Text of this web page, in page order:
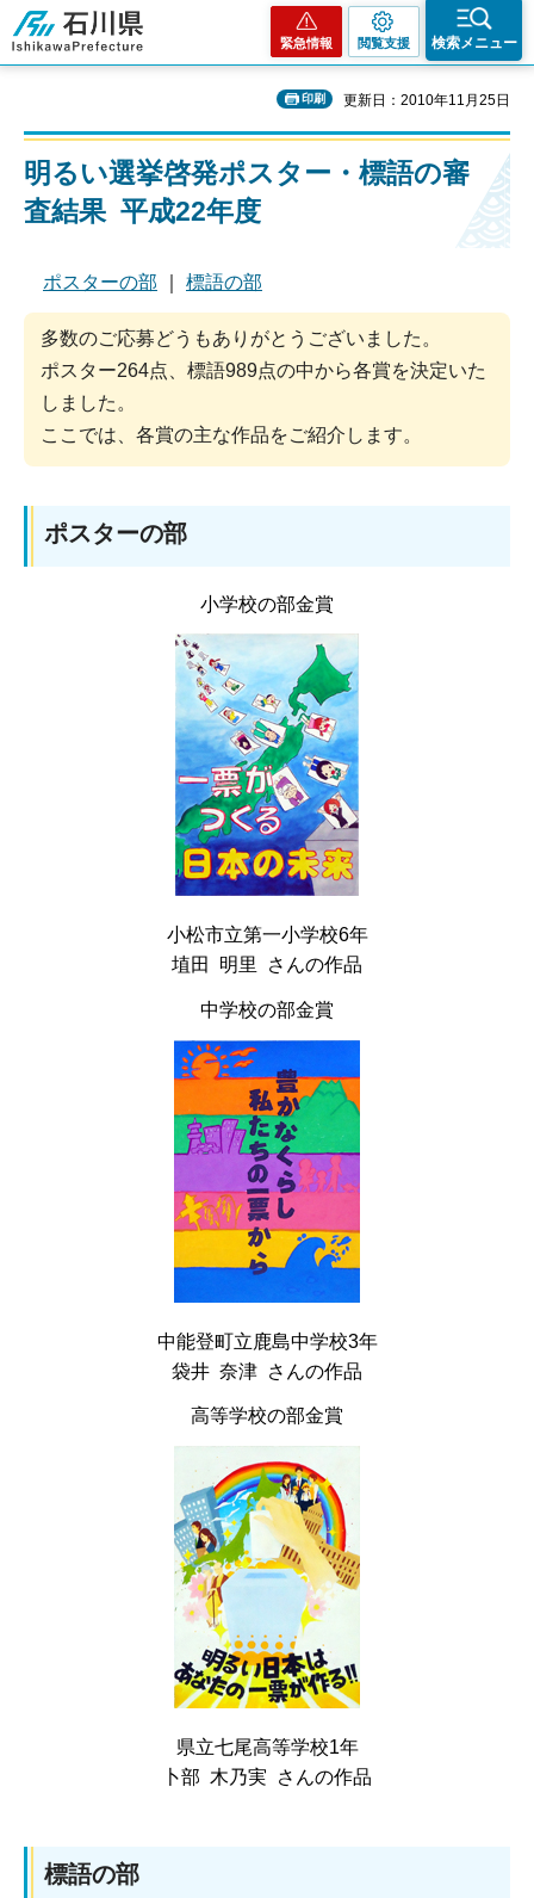
石川県
緊急情報 閲覧支援 検索メニュー
印刷 更新日：2010年11月25日
明るい選挙啓発ポスター・標語の審
査結果 平成22年度
ポスターの部 標語の部
多数のご応募どうもありがとうございました。
ポスター264点、標語989点の中から各賞を決定いた
しました。
ここでは、各賞の主な作品をご紹介します。
ポスターの部
小学校の部金賞
小松市立第一小学校6年
埴田 明里 さんの作品
中学校の部金賞
中能登町立鹿島中学校3年
袋井 奈津 さんの作品
高等学校の部金賞
県立七尾高等学校1年
卜部 木乃実 さんの作品
標語の部